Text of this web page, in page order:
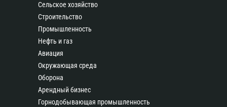
Сельское хозяйство
Строительство
Промышленность
Нефть и газ
Авиация
Окружающая среда
Оборона
Арендный бизнес
Горнодобывающая промышленность